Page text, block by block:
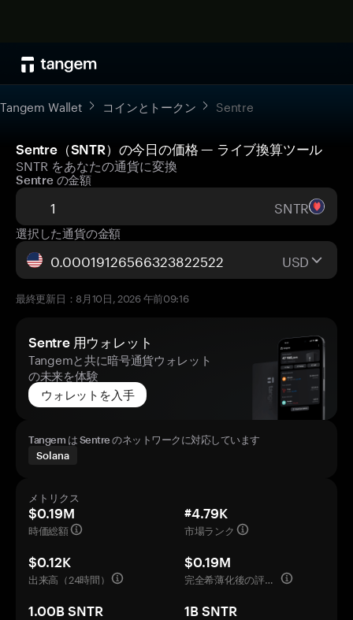
Tangem Wallet コインとトークン Sentre
Sentre（SNTR）の今日の価格 — ライブ換算ツール
SNTR をあなたの通貨に変換
Sentre の金額
SNTR
選択した通貨の金額
USD
最終更新日：8月10日, 2026 午前09:16
Sentre 用ウォレット
Tangemと共に暗号通貨ウォレット
の未来を体験
ウォレットを入手
Tangem は Sentre のネットワークに対応しています
Solana
メトリクス
$0.19M
時価総額
#4.79K
市場ランク
$0.12K
出来高（24時間）
$0.19M
完全希薄化後の評価額
1.00B SNTR
1B SNTR